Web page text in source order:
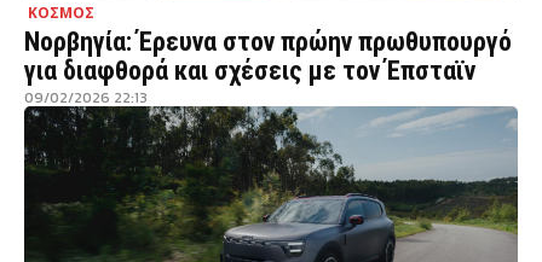
ΚΟΣΜΟΣ
Νορβηγία: Έρευνα στον πρώην πρωθυπουργό
για διαφθορά και σχέσεις με τον Έπσταϊν
09/02/2026 22:13